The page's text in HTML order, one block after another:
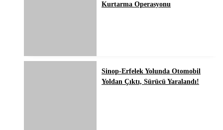
Kurtarma Operasyonu
Sinop-Erfelek Yolunda Otomobil
Yoldan Çıktı, Sürücü Yaralandı!